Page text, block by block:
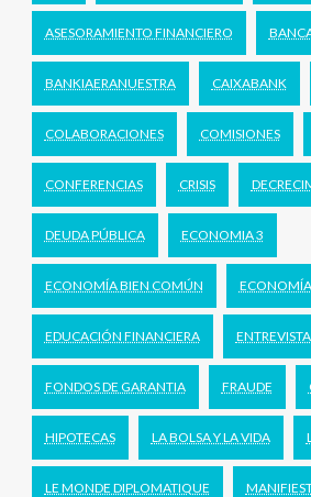
ASESORAMIENTO FINANCIERO
BANKIAERANUESTRA CAIXABANK
COLABORACIONES COMISIONES
CONFERENCIAS CRISIS
DEUDA PÚBLICA ECONOMIA 3
ECONOMÍA BIEN COMÚN
EDUCACIÓN FINANCIERA
FONDOS DE GARANTIA FRAUDE
HIPOTECAS LA BOLSA Y LA VIDA
LE MONDE DIPLOMATIQUE